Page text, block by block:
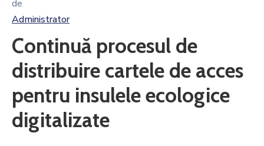
de
Administrator
Continuă procesul de
distribuire cartele de acces
pentru insulele ecologice
digitalizate